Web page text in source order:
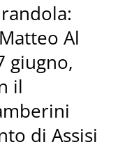
Al
giugno,
il
di Assisi